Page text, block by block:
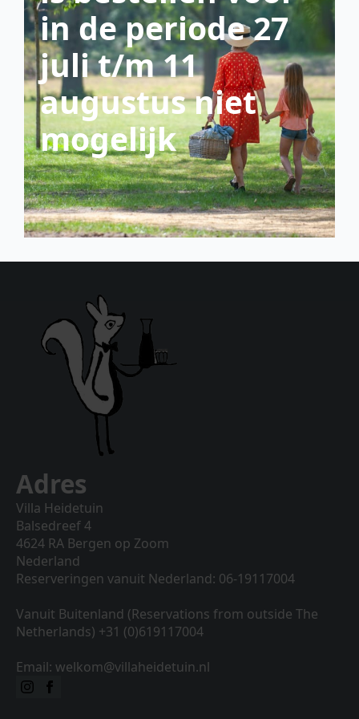
scroll down
Adres
Villa Heidetuin
Balsedreef 4
4624 RA Bergen op Zoom
Nederland
Reserveringen vanuit Nederland: 06-19117004
Vanuit Buitenland (Reservations from outside The
Netherlands) +31 (0)619117004
Email: welkom@villaheidetuin.nl
in de periode 27
juli t/m 11
augustus niet
mogelijk